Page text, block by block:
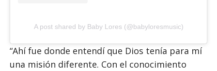
A post shared by Baby Lores (@babyloresmusic)
“Ahí fue donde entendí que Dios tenía para mí
una misión diferente. Con el conocimiento